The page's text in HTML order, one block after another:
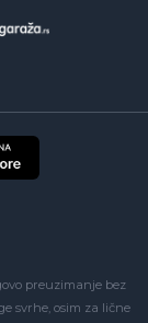
preuzimanje bez
svrhe, osim za lične